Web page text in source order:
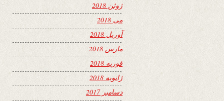
ژوئن 2018
می 2018
آوریل 2018
مارس 2018
فوریه 2018
ژانویه 2018
دسامبر 2017